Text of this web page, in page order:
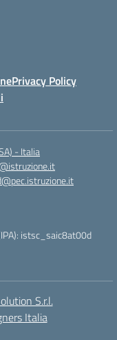
Privacy Policy
- Italia
istsc_saic8at00d
S.r.l.
Italia